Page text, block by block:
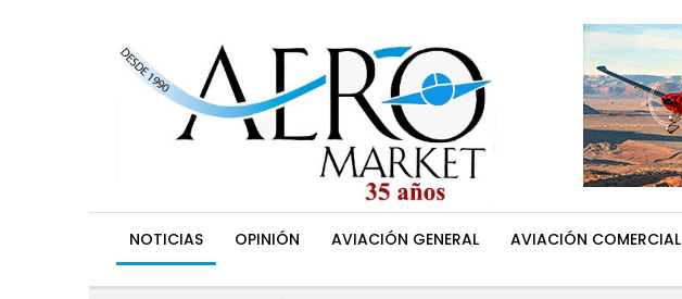
NOTICIAS OPINIÓN AVIACIÓN GENERAL AVIACIÓN COMERCIAL